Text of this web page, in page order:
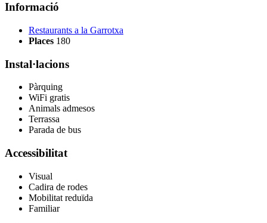
Informació
Restaurants a la Garrotxa
Places 180
Instal·lacions
Pàrquing
WiFi gratis
Animals admesos
Terrassa
Parada de bus
Accessibilitat
Visual
Cadira de rodes
Mobilitat reduïda
Familiar